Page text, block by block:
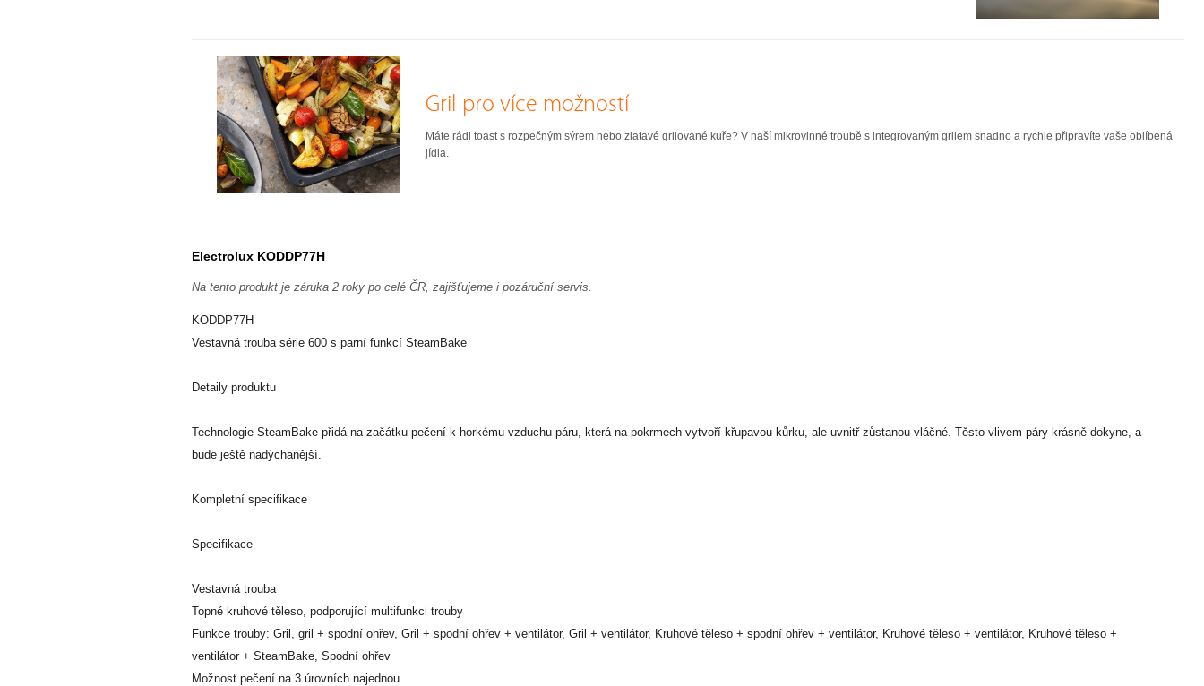
Gril pro více možností
Máte rádi toast s rozpečným sýrem nebo zlatavé grilované kuře? V naší mikrovlnné troubě s integrovaným grilem snadno a rychle připravíte vaše oblíbená
jídla.
Electrolux KODDP77H
Na tento produkt je záruka 2 roky po celé ČR, zajišťujeme i pozáruční servis.
KODDP77H
Vestavná trouba série 600 s parní funkcí SteamBake
Detaily produktu
Technologie SteamBake přidá na začátku pečení k horkému vzduchu páru, která na pokrmech vytvoří křupavou kůrku, ale uvnitř zůstanou vláčné. Těsto vlivem páry krásně dokyne, a
bude ještě nadýchanější.
Kompletní specifikace
Specifikace
Vestavná trouba
Topné kruhové těleso, podporující multifunkci trouby
Funkce trouby: Gril, gril + spodní ohřev, Gril + spodní ohřev + ventilátor, Gril + ventilátor, Kruhové těleso + spodní ohřev + ventilátor, Kruhové těleso + ventilátor, Kruhové těleso +
ventilátor + SteamBake, Spodní ohřev
Možnost pečení na 3 úrovních najednou